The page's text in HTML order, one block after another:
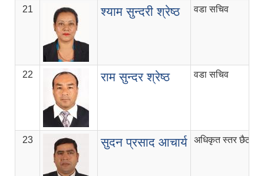
21
श्याम सुन्दरी श्रेष्ठ वडा सचिव
22 राम सुन्दर श्रेष्ठ वडा सचिव
23 सुदन प्रसाद आचार्य अधिकृत स्तर छैठौँ